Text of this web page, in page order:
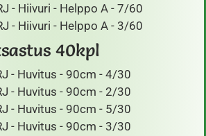
- Hiivuri - Helppo A - 7/60
- Hiivuri - Helppo A - 3/60
40kpl
- Huvitus - 90cm - 4/30
- Huvitus - 90cm - 2/30
- Huvitus - 90cm - 5/30
- Huvitus - 90cm - 3/30